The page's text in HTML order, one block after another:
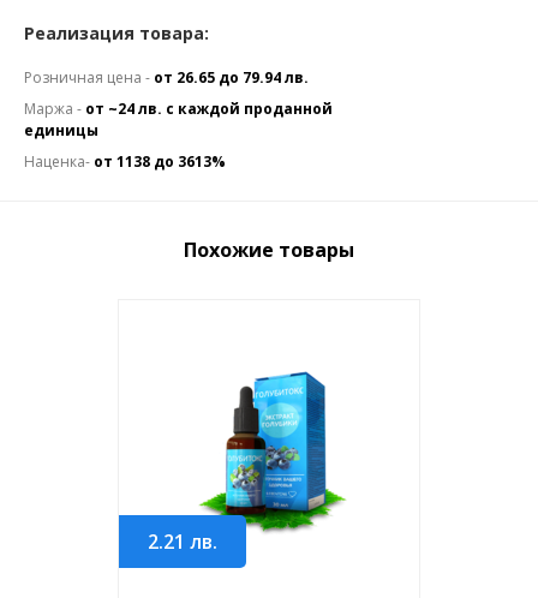
Реализация товара:
Розничная цена - от 26.65 до 79.94 лв.
Маржа - от ~24 лв. с каждой проданной
единицы
Наценка- от 1138 до 3613%
Похожие товары
2.21 лв.